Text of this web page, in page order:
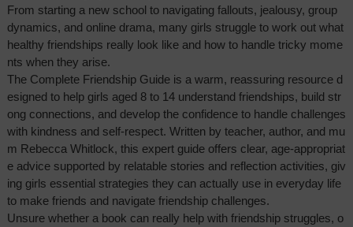
From starting a new school to navigating fallouts, jealousy, group
dynamics, and online drama, many girls struggle to work out what
healthy friendships really look like and how to handle tricky mome
nts when they arise.
The Complete Friendship Guide is a warm, reassuring resource d
esigned to help girls aged 8 to 14 understand friendships, build str
ong connections, and develop the confidence to handle challenges
with kindness and self-respect. Written by teacher, author, and mu
m Rebecca Whitlock, this expert guide offers clear, age-appropriat
e advice supported by relatable stories and reflection activities, giv
ing girls essential strategies they can actually use in everyday life
to make friends and navigate friendship challenges.
Unsure whether a book can really help with friendship struggles, o